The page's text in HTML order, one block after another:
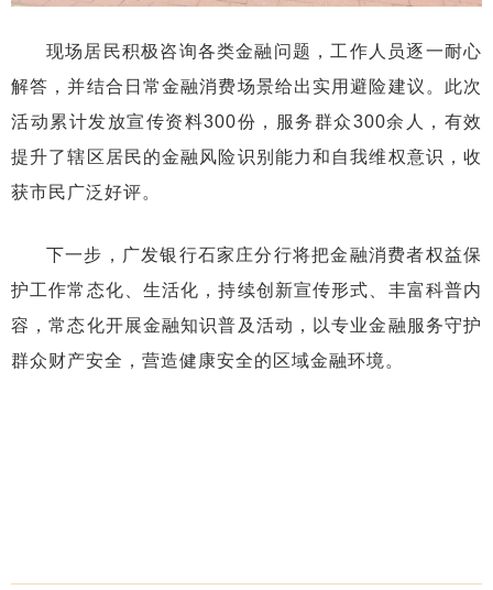
现场居民积极咨询各类金融问题，工作人员逐一耐心
解答，并结合日常金融消费场景给出实用避险建议。此次
活动累计发放宣传资料300份，服务群众300余人，有效
提升了辖区居民的金融风险识别能力和自我维权意识，收
获市民广泛好评。
下一步，广发银行石家庄分行将把金融消费者权益保
护工作常态化、生活化，持续创新宣传形式、丰富科普内
容，常态化开展金融知识普及活动，以专业金融服务守护
群众财产安全，营造健康安全的区域金融环境。